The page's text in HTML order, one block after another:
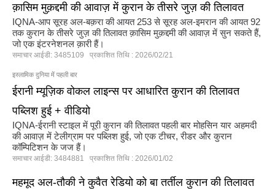
क़ासिम मुक़द्दमी की आवाज़ में कुरान के तीसरे जुज़ की तिलावत
IQNA-आप सूरह अल-बक़रा की आयत 253 से सूरह अल-इमरान की आयत 92
तक कुरान के तीसरे जुज़ की तिलावत क़ासिम मुक़द्दमी की आवाज़ में सुन सकते हैं,
जो एक इंटरनेशनल क़ारी हैं।
समाचार आईडी: 3485109 प्रकाशित तिथि : 2026/02/21
इस्लामिक दुनिया में पहली बार
ईरानी म्यूज़िक वोकल लाइन्स पर आधारित कुरान की तिलावत
पब्लिश हुई + वीडियो
IQNA-ईरानी स्टाइल में पूरी कुरान की तिलावत पहली बार मोहसिन यार अहमदी
की आवाज़ में टेलीग्राम पर पब्लिश हुई, जो एक टीचर, रीडर और कुरान
कॉम्पिटिशन के जज हैं।
समाचार आईडी: 3484881 प्रकाशित तिथि : 2026/01/02
महमूद अल-तौकी ने कुवैत रेडियो को बा तर्तील कुरान की तिलावत